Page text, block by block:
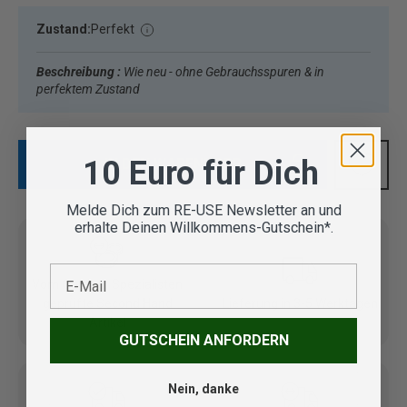
Zustand:Perfekt
Beschreibung : Wie neu - ohne Gebrauchsspuren & in
perfektem Zustand
IN DEN WARENKORB
Vom Outdoor Spezialisten
Artikel
10 Euro für Dich
Melde Dich zum RE-USE Newsletter an und
erhalte Deinen Willkommens-Gutschein*.
GUTSCHEIN ANFORDERN
Nein, danke